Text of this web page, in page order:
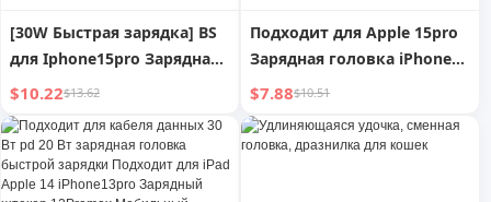
[30W Быстрая зарядка] BS
для Iphone15pro Зарядная
головка 14promax
Оригинальные товары
USBC Apple 13 Кабель
данных Typec12 Штекер
Pd20w Flash iPad Phone
$10.22$13.62
Подходит для Apple 15pro
Зарядная головка iPhone15
Быстрая зарядка 15promax
Мобильный телефон 15
Вилка Кабель данных 30W
$7.88$10.51